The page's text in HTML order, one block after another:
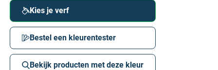
Kies je verf
Bestel een kleurentester
Bekijk producten met deze kleur